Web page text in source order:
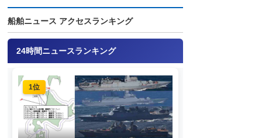
船舶ニュース アクセスランキング
24時間ニュースランキング
1位